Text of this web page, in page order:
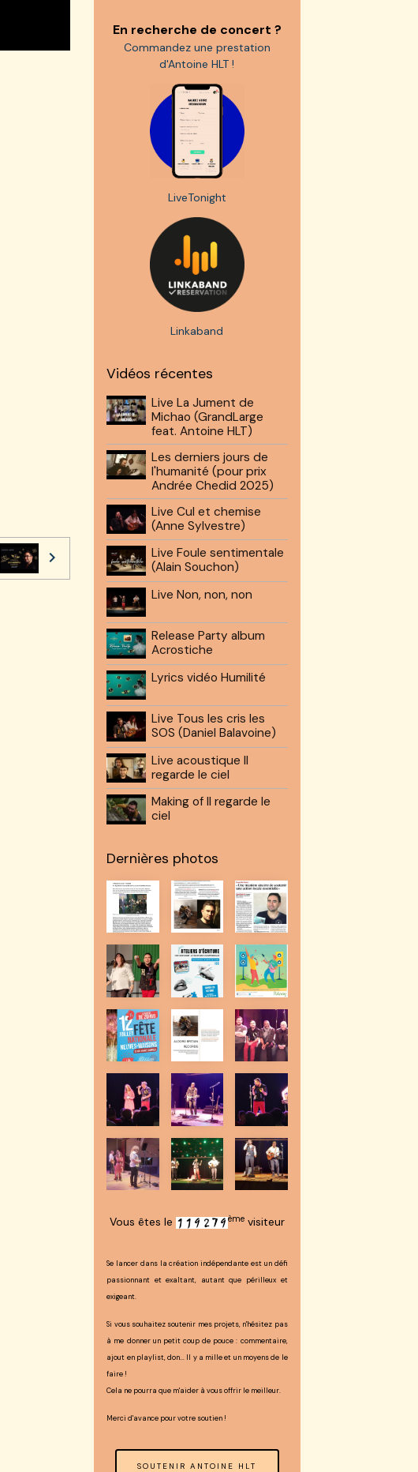
En recherche de concert ?
Commandez une prestation
d'Antoine HLT !
LiveTonight
Linkaband
Vidéos récentes
Live La Jument de
Michao (GrandLarge
feat. Antoine HLT)
Les derniers jours de
l'humanité (pour prix
Andrée Chedid 2025)
Live Cul et chemise
(Anne Sylvestre)
Live Foule sentimentale
(Alain Souchon)
Live Non, non, non
Release Party album
Acrostiche
Lyrics vidéo Humilité
Live Tous les cris les
SOS (Daniel Balavoine)
Live acoustique Il
regarde le ciel
Making of Il regarde le
ciel
Dernières photos
Vous êtes le èmevisiteur
Se lancer dans la création indépendante est un défi
passionnant et exaltant, autant que périlleux et
exigeant.
Si vous souhaitez soutenir mes projets, n'hésitez pas
à me donner un petit coup de pouce : commentaire,
ajout en playlist, don... Il y a mille et un moyens de le
faire !
Cela ne pourra que m'aider à vous offrir le meilleur.
Merci d'avance pour votre soutien !
SOUTENIR ANTOINE HLT